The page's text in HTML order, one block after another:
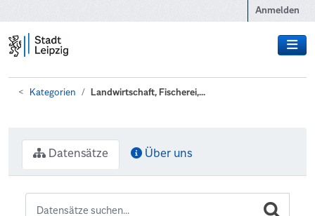
Anmelden
Kategorien Landwirtschaft, Fischerei,...
Datensätze Über uns